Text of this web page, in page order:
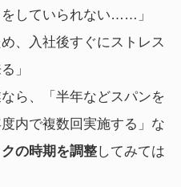
していられない……」
、入社後すぐにストレス
」
ら、「半年などスパンを
内で複数回実施する」な
の時期を調整してみては